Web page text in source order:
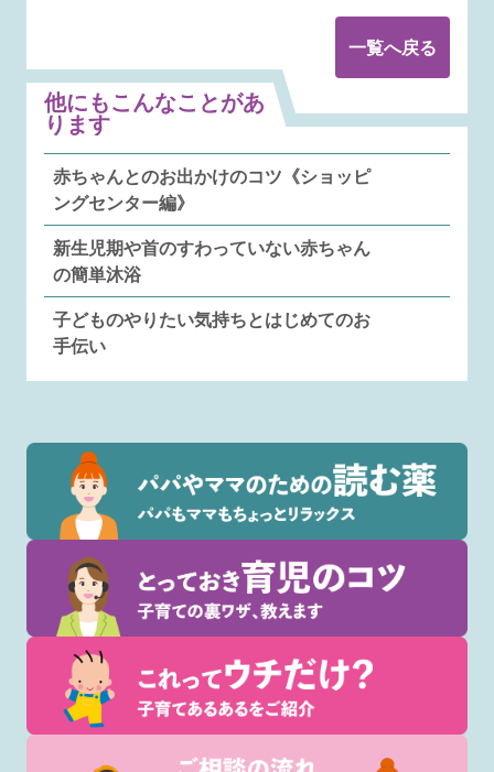
一覧へ戻る
他にもこんなことがあ
ります
赤ちゃんとのお出かけのコツ《ショッピ
ングセンター編》
新生児期や首のすわっていない赤ちゃん
の簡単沐浴
子どものやりたい気持ちとはじめてのお
手伝い